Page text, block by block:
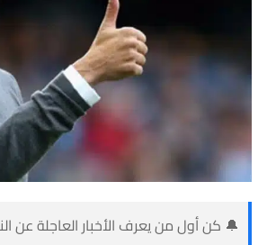
🔔 كن أول من يعرف الأخبار العاجلة عن